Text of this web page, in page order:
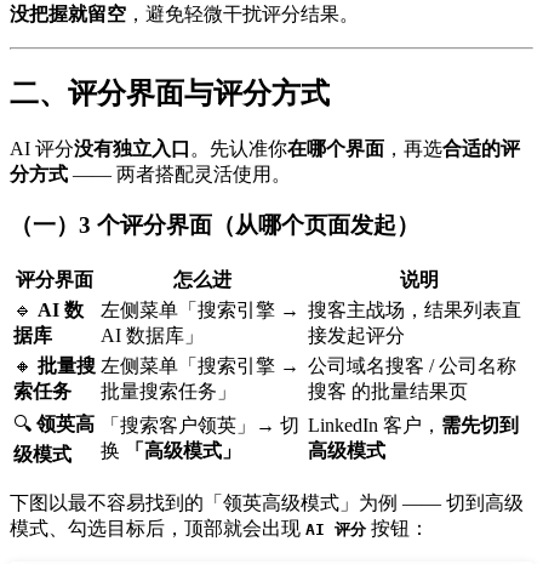
没把握就留空 ，避免轻微干扰评分结果。
二、评分界面与评分方式
AI 评分没有独立入口 。先认准你在哪个界面 ，再选合适的评
分方式 —— 两者搭配灵活使用。
（一）3 个评分界面（从哪个页面发起）
评分界面 怎么进
说明
🔹 AI 数
据库
左侧菜单「搜索引擎 →
AI 数据库」
搜客主战场，结果列表直
接发起评分
🔸 批量搜
索任务
左侧菜单「搜索引擎 →
批量搜索任务」
公司域名搜客 / 公司名称
搜客 的批量结果页
🔍 领英高
级模式
「搜索客户领英」→ 切
换
「高级模式」
LinkedIn 客户， 需先切到
高级模式
下图以最不容易找到的「领英高级模式」为例 —— 切到高级
模式、勾选目标后，顶部就会出现 AI 评分按钮：